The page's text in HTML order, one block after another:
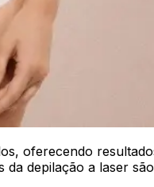
oferecendo
depilação a laser